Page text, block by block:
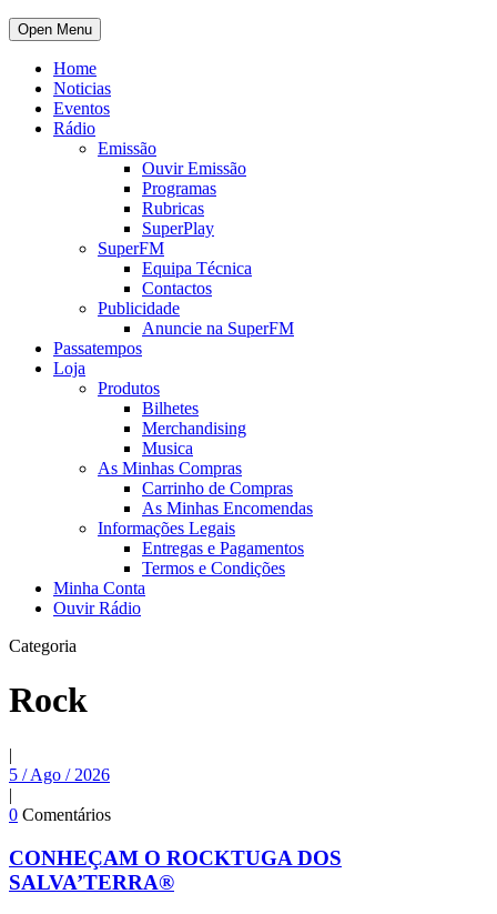
Open Menu
Home
Noticias
Eventos
Rádio
Emissão
Ouvir Emissão
Programas
Rubricas
SuperPlay
SuperFM
Equipa Técnica
Contactos
Publicidade
Anuncie na SuperFM
Passatempos
Loja
Produtos
Bilhetes
Merchandising
Musica
As Minhas Compras
Carrinho de Compras
As Minhas Encomendas
Informações Legais
Entregas e Pagamentos
Termos e Condições
Minha Conta
Ouvir Rádio
Categoria
Rock
|
5 / Ago / 2026
|
0 Comentários
CONHEÇAM O ROCKTUGA DOS
SALVA’TERRA®